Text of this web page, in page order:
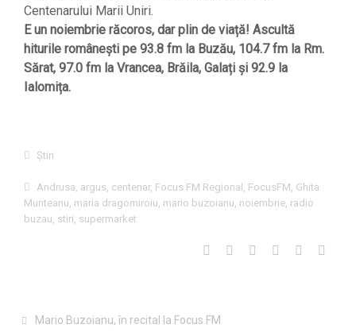
Centenarului Marii Uniri.
E un noiembrie răcoros, dar plin de viață! Ascultă
hiturile românești pe 93.8 fm la Buzău, 104.7 fm la Rm.
Sărat, 97.0 fm la Vrancea, Brăila, Galați și 92.9 la
Ialomița.
Știri
Andrusa, argus, centenar, Focus FM Regional , FocusFM, Ghita
Munteanu, maria dragomiroiu, mario buzoianu, noiembrie, radio
buzau, stiri, supermarket
Mario Buzoianu, în recital la Focus FM